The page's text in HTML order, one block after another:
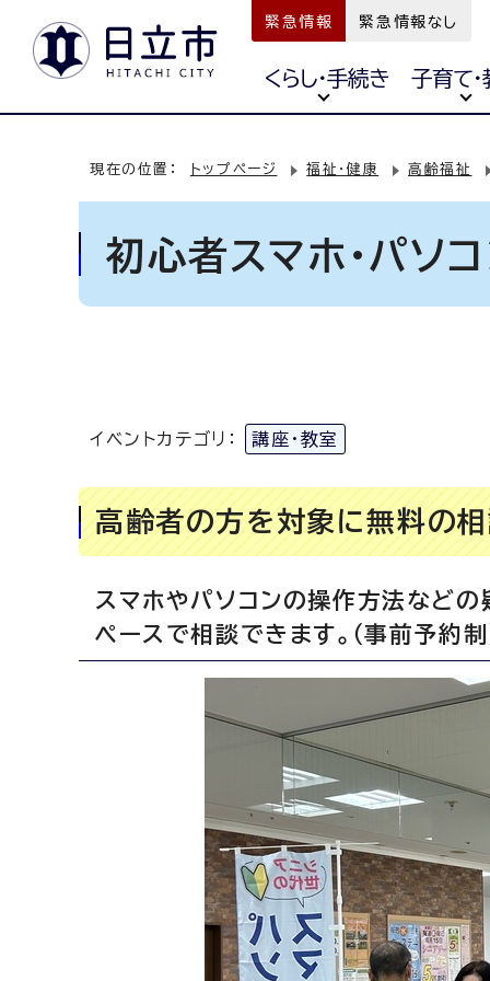
緊急情報 緊急情報なし
くらし・手続き 子育て
現在の位置： トップページ 福祉・健康 高齢福祉
初心者スマホ・パソ
イベントカテゴリ： 講座・教室
高齢者の方を対象に無料の
スマホやパソコンの操作方法など
ペースで相談できます。（事前予約制